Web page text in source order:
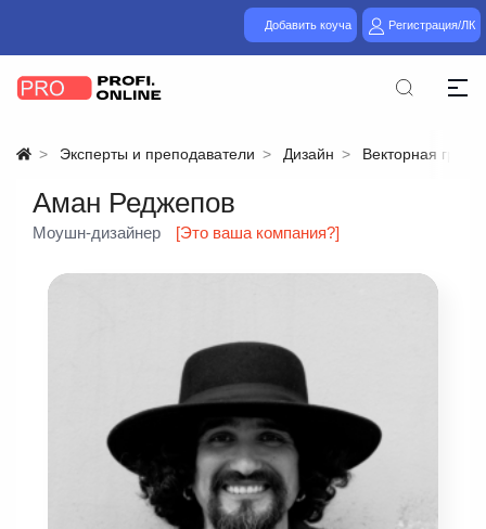
Добавить коуча Регистрация/ЛК
Эксперты и преподаватели Дизайн Векторная
Аман Реджепов
Моушн-дизайнер [Это ваша компания?]